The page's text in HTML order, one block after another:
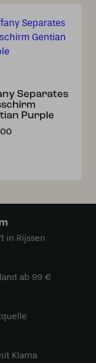
Separates
Purple
in Rijssen
ab 99 €
Klarna